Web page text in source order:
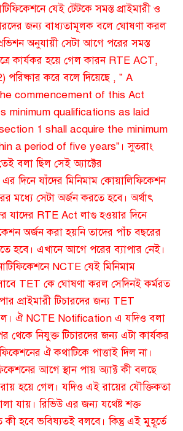
যেই টেটকে সমস্ত প্রাইমারী ও
জন্য বাধ্যতামূলক বলে ঘোষণা করল
অনুযায়ী সেটা আগে পরের সমস্ত
কার্যকর হয়ে গেল কারন RTE ACT,
পরিষ্কার করে বলে দিয়েছে , ” A
commencement of this Act
minimum qualifications as laid
1 shall acquire the minimum
a period of five years”। সুতরাং
বলা ছিল সেই অ্যাক্টের
দিনে যাঁদের মিনিমাম কোয়ালিফিকেশন
মধ্যে সেটা অর্জন করতে হবে। অর্থাৎ
যাদের RTE Act লাগু হওয়ার দিনে
অর্জন করা হয়নি তাদের পাঁচ বছরের
হবে। এখানে আগে পরের ব্যাপার নেই।
NCTE যেই মিনিমাম
TET কে ঘোষণা করল সেদিনই কর্মরত
প্রাইমারী টিচারদের জন্য TET
ঐ NCTE Notification এ যদিও বলা
থেকে নিযুক্ত টিচারদের জন্য এটা কার্যকর
ঐ কথাটিকে পাত্তাই দিল না।
আগে স্থান পায় অ্যাক্ট কী বলছে
হয়ে গেল। যদিও এই রায়ের যৌক্তিকতা
যায়। রিভিউ এর জন্য যথেষ্ট শক্ত
কী হবে ভবিষ্যতই বলবে। কিন্তু এই মুহূর্তে